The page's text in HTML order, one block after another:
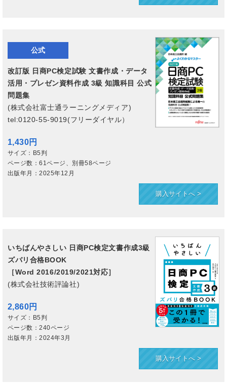
公式
改訂版 日商PC検定試験 文書作成・データ
活用・プレゼン資料作成 3級 知識科目 公式
問題集
(株式会社富士通ラーニングメディア)
tel:0120-55-9019(フリーダイヤル）
1,430円
サイズ：B5判
ページ数：61ページ、別冊58ページ
出版年月：2025年12月
購入サイトへ >
いちばんやさしい 日商PC検定文書作成3級
ズバリ合格BOOK
［Word 2016/2019/2021対応］
(株式会社技術評論社)
2,860円
サイズ：B5判
ページ数：240ページ
出版年月：2024年3月
購入サイトへ >